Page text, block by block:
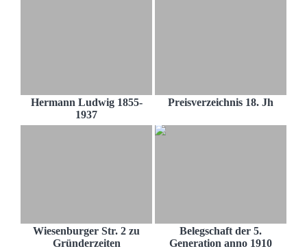
Hermann Ludwig 1855-
1937
Preisverzeichnis 18. Jh
Wiesenburger Str. 2 zu
Gründerzeiten
Belegschaft der 5.
Generation anno 1910